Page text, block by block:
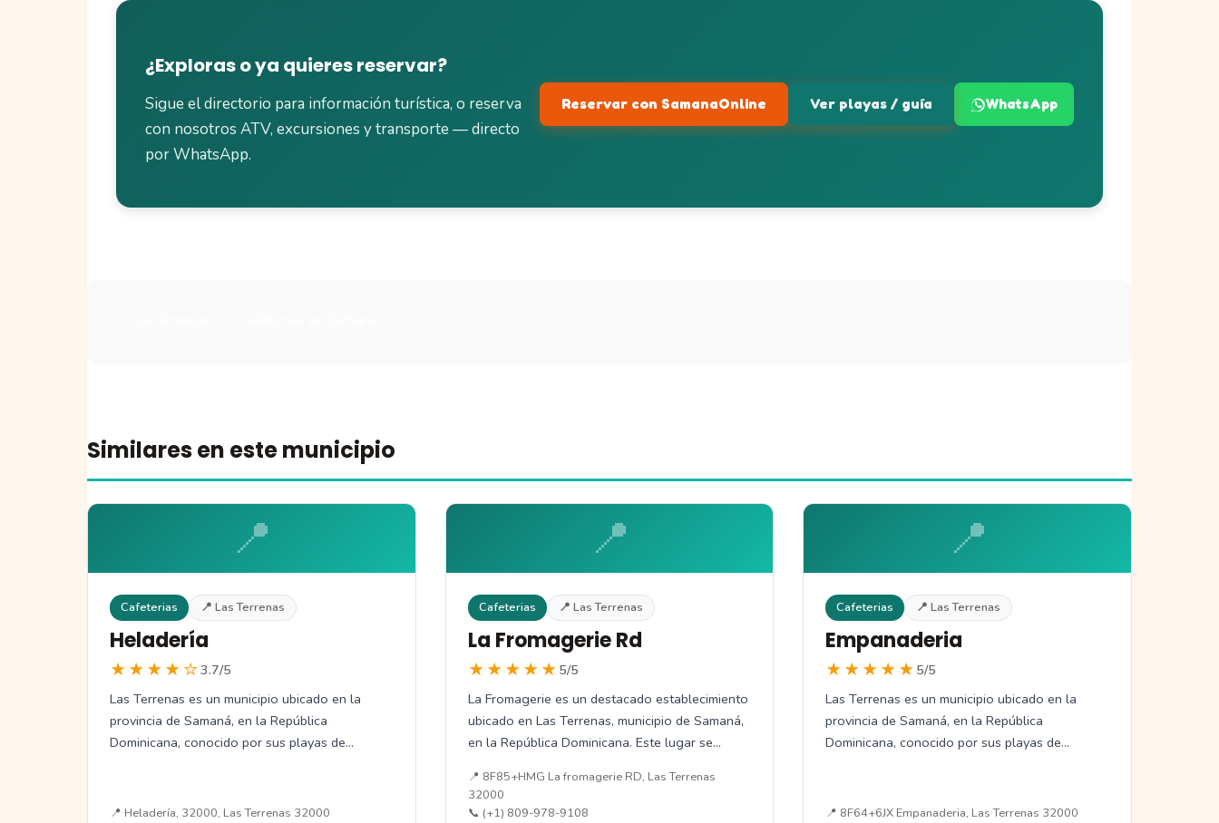
¿Exploras o ya quieres reservar?
Sigue el directorio para información turística, o reserva
con nosotros ATV, excursiones y transporte — directo
por WhatsApp.
Reservar con SamanaOnline Ver playas / guía WhatsApp
Similares en este municipio
📍
Cafeterias 📍 Las Terrenas
Heladería
★★★★☆3.7/5
Las Terrenas es un municipio ubicado en la
provincia de Samaná, en la República
Dominicana, conocido por sus playas de…
📍 Heladería, 32000, Las Terrenas 32000
📍
Cafeterias 📍 Las Terrenas
La Fromagerie Rd
★★★★★ 5/5
La Fromagerie es un destacado establecimiento
ubicado en Las Terrenas, municipio de Samaná,
en la República Dominicana. Este lugar se…
📍 8F85+HMG La fromagerie RD, Las Terrenas
32000
📞 (+1) 809-978-9108
📍
Cafeterias 📍 Las Terrenas
Empanaderia
★★★★★ 5/5
Las Terrenas es un municipio ubicado en la
provincia de Samaná, en la República
Dominicana, conocido por sus playas de…
📍 8F64+6JX Empanaderia, Las Terrenas 32000